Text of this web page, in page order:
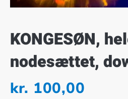
KONGESØN,
nodesættet,
kr. 100,00